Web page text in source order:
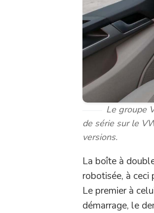
Le groupe
de série sur le
versions.
La boîte à
robotisée, à ceci
Le premier à
démarrage, le